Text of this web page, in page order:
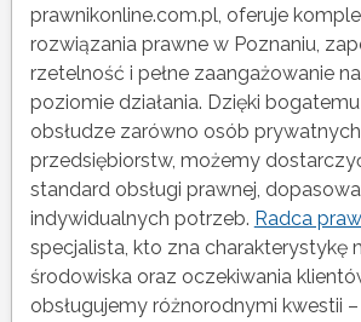
prawnikonline.com.pl, oferuje
rozwiązania prawne w Poznaniu,
rzetelność i pełne zaangażowanie
poziomie działania. Dzięki
obsłudze zarówno osób
przedsiębiorstw, możemy
standard obsługi prawnej,
indywidualnych potrzeb. Radca
specjalista, kto zna charakterystykę
środowiska oraz oczekiwania
obsługujemy różnorodnymi kwestii